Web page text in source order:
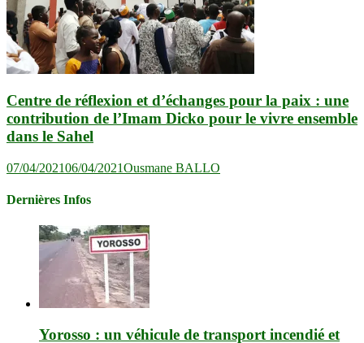
Centre de réflexion et d’échanges pour la paix : une
contribution de l’Imam Dicko pour le vivre ensemble
dans le Sahel
07/04/202106/04/2021Ousmane BALLO
Dernières Infos
Yorosso : un véhicule de transport incendié et